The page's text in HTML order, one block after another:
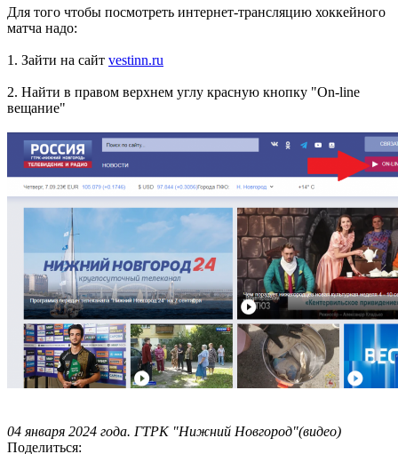
Для того чтобы посмотреть интернет-трансляцию хоккейного
матча надо:
1. Зайти на сайт vestinn.ru
2. Найти в правом верхнем углу красную кнопку "On-line
вещание"
04 января 2024 года. ГТРК "Нижний Новгород"(видео)
Поделиться: